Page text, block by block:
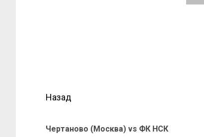
Назад
Чертаново (Москва) vs ФК НСК